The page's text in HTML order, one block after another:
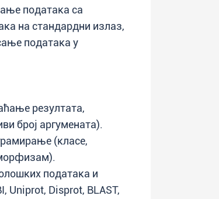
података са
на стандардни излаз,
података у
резултата,
број аргумената).
(класе,
података и
Uniprot, Disprot, BLAST,